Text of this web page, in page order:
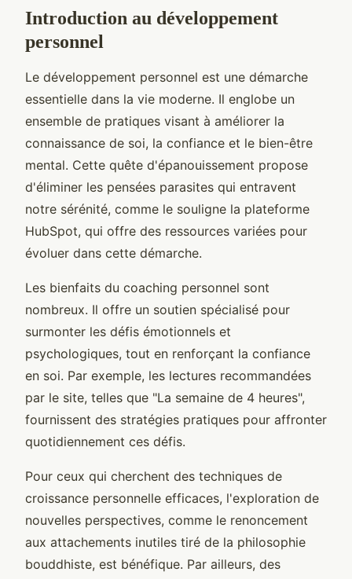
Introduction au développement
personnel
Le développement personnel est une démarche
essentielle dans la vie moderne. Il englobe un
ensemble de pratiques visant à améliorer la
connaissance de soi, la confiance et le bien-être
mental. Cette quête d'épanouissement propose
d'éliminer les pensées parasites qui entravent
notre sérénité, comme le souligne la plateforme
HubSpot, qui offre des ressources variées pour
évoluer dans cette démarche.
Les bienfaits du coaching personnel sont
nombreux. Il offre un soutien spécialisé pour
surmonter les défis émotionnels et
psychologiques, tout en renforçant la confiance
en soi. Par exemple, les lectures recommandées
par le site, telles que "La semaine de 4 heures",
fournissent des stratégies pratiques pour affronter
quotidiennement ces défis.
Pour ceux qui cherchent des techniques de
croissance personnelle efficaces, l'exploration de
nouvelles perspectives, comme le renoncement
aux attachements inutiles tiré de la philosophie
bouddhiste, est bénéfique. Par ailleurs, des